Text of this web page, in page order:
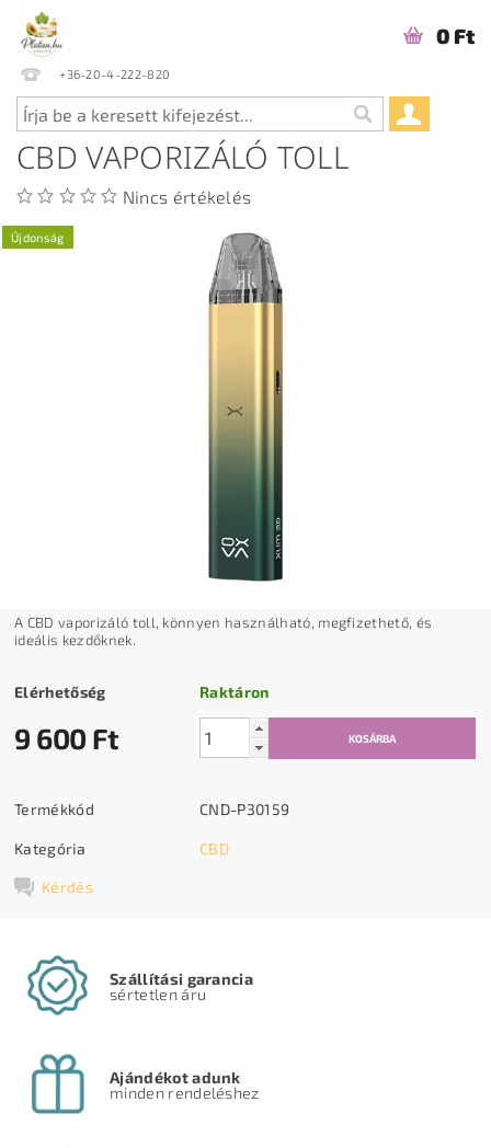
+36-20-4-222-820
0 Ft
CBD VAPORIZÁLÓ TOLL
Nincs értékelés
Újdonság
A CBD vaporizáló toll, könnyen használható, megfizethető, és
ideális kezdőknek.
Elérhetőség Raktáron
9 600 Ft
Termékkód CND-P30159
Kategória CBD
Kérdés
Szállítási garancia
sértetlen áru
Ajándékot adunk
minden rendeléshez